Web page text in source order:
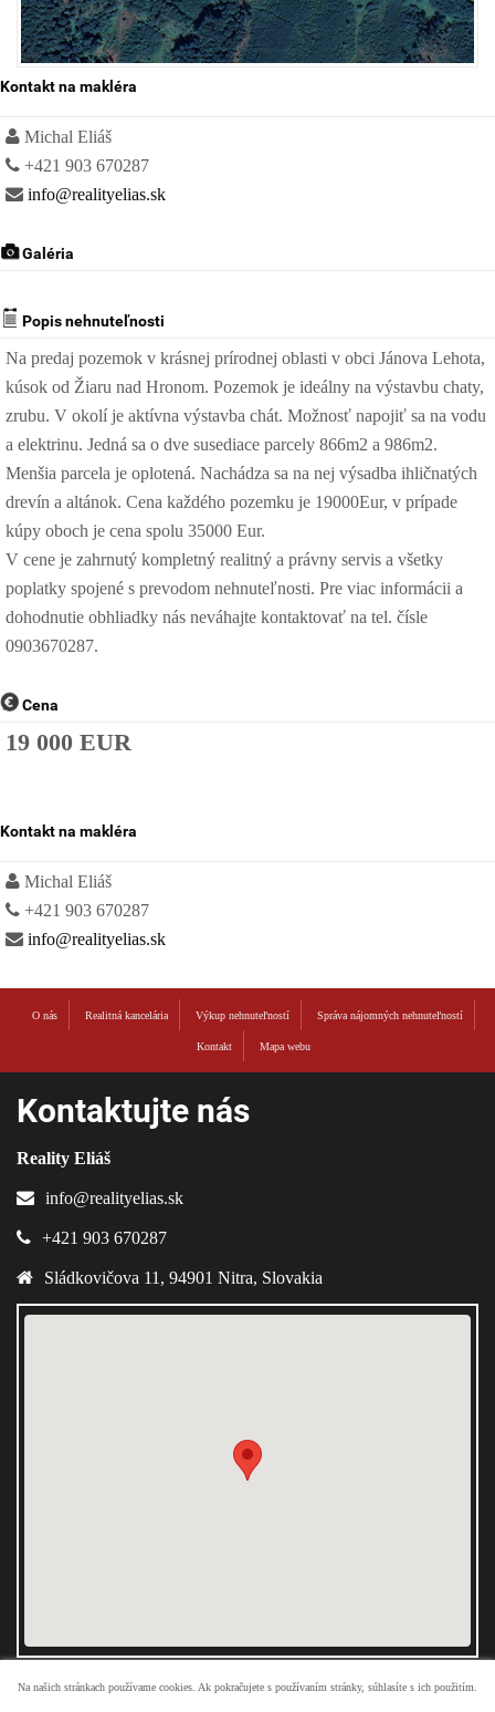
Kontakt na makléra
Michal Eliáš
+421 903 670287
info@realityelias.sk
Galéria
Popis nehnuteľnosti
Na predaj pozemok v krásnej prírodnej oblasti v obci Jánova Lehota,
kúsok od Žiaru nad Hronom. Pozemok je ideálny na výstavbu chaty,
zrubu. V okolí je aktívna výstavba chát. Možnosť napojiť sa na vodu
a elektrinu. Jedná sa o dve susediace parcely 866m2 a 986m2.
Menšia parcela je oplotená. Nachádza sa na nej výsadba ihličnatých
drevín a altánok. Cena každého pozemku je 19000Eur, v prípade
kúpy oboch je cena spolu 35000 Eur.
V cene je zahrnutý kompletný realitný a právny servis a všetky
poplatky spojené s prevodom nehnuteľnosti. Pre viac informácii a
dohodnutie obhliadky nás neváhajte kontaktovať na tel. čísle
0903670287.
Cena
19 000 EUR
Kontakt na makléra
Michal Eliáš
+421 903 670287
info@realityelias.sk
O nás Realitná kancelária Výkup nehnuteľností Správa nájomných nehnuteľností
Kontakt Mapa webu
Kontaktujte nás
Reality Eliáš
info@realityelias.sk
+421 903 670287
Sládkovičova 11 , 94901 Nitra, Slovakia
Na našich stránkach používame cookies. Ak pokračujete s používaním stránky, súhlasíte s ich použitím.